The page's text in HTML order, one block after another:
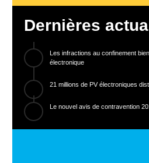
Dernières
Les infractions au confinement
électronique
21 millions de PV électroniques
Le nouvel avis de contravention